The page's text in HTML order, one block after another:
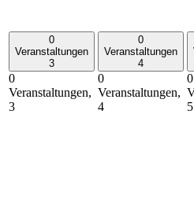
0
Veranstaltungen
3
0
Veranstaltungen,
3
0
Veranstaltungen
4
0
Veranstaltungen,
4
0
5